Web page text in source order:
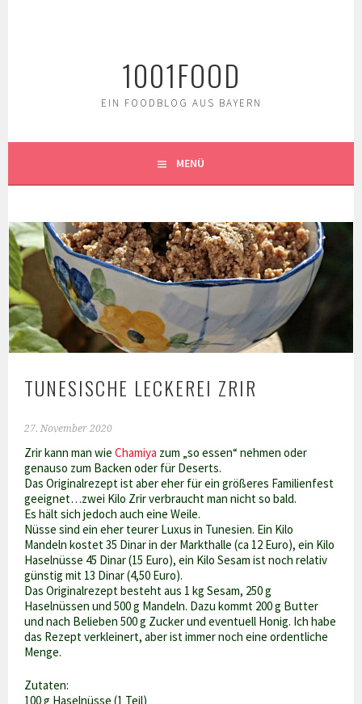
1001FOOD
EIN FOODBLOG AUS BAYERN
MENÜ
TUNESISCHE LECKEREI ZRIR
27. November 2020
Zrir kann man wieChamiya zum „so essen“ nehmen oder
genauso zum Backen oder für Deserts.
Das Originalrezept ist aber eher für ein größeres Familienfest
geeignet…zwei Kilo Zrir verbraucht man nicht so bald.
Es hält sich jedoch auch eine Weile.
Nüsse sind ein eher teurer Luxus in Tunesien. Ein Kilo
Mandeln kostet 35 Dinar in der Markthalle (ca 12 Euro), ein Kilo
Haselnüsse 45 Dinar (15 Euro), ein Kilo Sesam ist noch relativ
günstig mit 13 Dinar (4,50 Euro).
Das Originalrezept besteht aus 1 kg Sesam, 250 g
Haselnüssen und 500 g Mandeln. Dazu kommt 200 g Butter
und nach Belieben 500 g Zucker und eventuell Honig. Ich habe
das Rezept verkleinert, aber ist immer noch eine ordentliche
Menge.
Zutaten:
100 g Haselnüsse (1 Teil)